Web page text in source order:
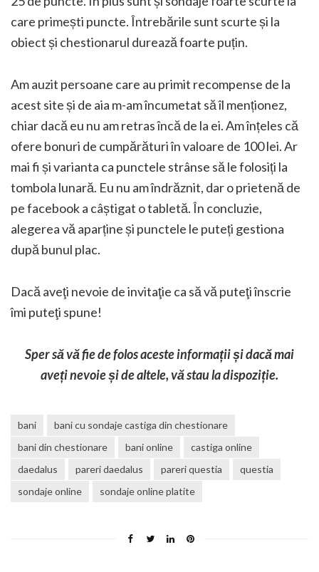
care primești puncte. Întrebările sunt scurte și la
obiect și chestionarul durează foarte puțin.
Am auzit persoane care au primit recompense de la
acest site și de aia m-am încumetat să îl menționez,
chiar dacă eu nu am retras încă de la ei. Am înțeles că
ofere bonuri de cumpărături în valoare de 100 lei. Ar
mai fi și varianta ca punctele strânse să le folosiți la
tombola lunară. Eu nu am îndrăznit, dar o prietenă de
pe facebook a câștigat o tabletă. În concluzie,
alegerea vă aparține și punctele le puteți gestiona
după bunul plac.
Dacă aveţi nevoie de invitaţie ca să vă puteţi înscrie
îmi puteţi spune!
Sper să vă fie de folos aceste informații și dacă mai
aveți nevoie și de altele, vă stau la dispoziție.
bani
bani cu sondaje castiga din chestionare
bani din chestionare
bani online
castiga online
daedalus
pareri daedalus pareri questia
questia
sondaje online
sondaje online platite